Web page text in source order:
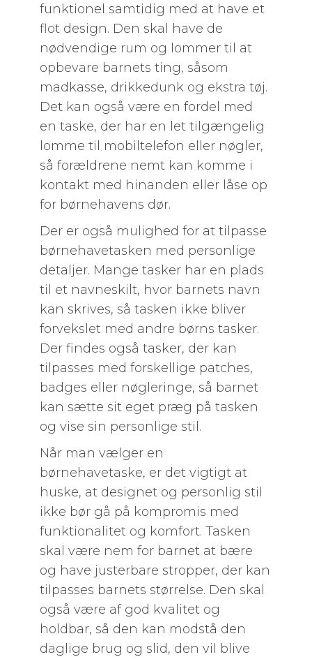
funktionel samtidig med at have et
flot design. Den skal have de
nødvendige rum og lommer til at
opbevare barnets ting, såsom
madkasse, drikkedunk og ekstra tøj.
Det kan også være en fordel med
en taske, der har en let tilgængelig
lomme til mobiltelefon eller nøgler,
så forældrene nemt kan komme i
kontakt med hinanden eller låse op
for børnehavens dør.
Der er også mulighed for at tilpasse
børnehavetasken med personlige
detaljer. Mange tasker har en plads
til et navneskilt, hvor barnets navn
kan skrives, så tasken ikke bliver
forvekslet med andre børns tasker.
Der findes også tasker, der kan
tilpasses med forskellige patches,
badges eller nøgleringe, så barnet
kan sætte sit eget præg på tasken
og vise sin personlige stil.
Når man vælger en
børnehavetaske, er det vigtigt at
huske, at designet og personlig stil
ikke bør gå på kompromis med
funktionalitet og komfort. Tasken
skal være nem for barnet at bære
og have justerbare stropper, der kan
tilpasses barnets størrelse. Den skal
også være af god kvalitet og
holdbar, så den kan modstå den
daglige brug og slid, den vil blive